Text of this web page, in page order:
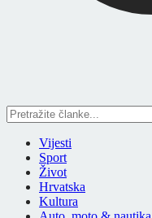
Vijesti
Sport
Život
Hrvatska
Kultura